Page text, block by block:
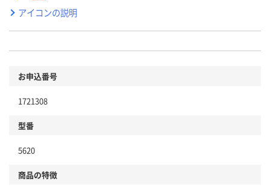
アイコンの説明
お申込番号
1721308
型番
5620
商品の特徴